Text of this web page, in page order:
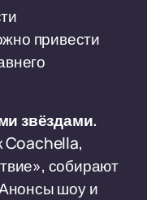
привести
звёздами.
Coachella,
собирают
шоу и